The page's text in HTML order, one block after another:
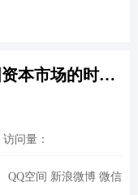
中证报评论员：捕捉属于中国资本市场的时代红利
访问量：
QQ空间 新浪微博 微信